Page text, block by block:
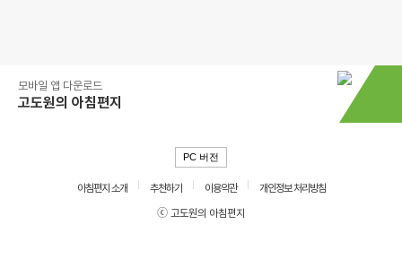
모바일 앱 다운로드
고도원의 아침편지
PC 버전
아침편지 소개 추천하기 이용약관
개인정보 처리방침
ⓒ 고도원의 아침편지